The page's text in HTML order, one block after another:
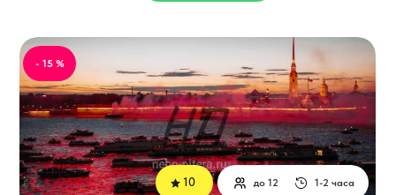
1-2 часа
до 12
- 15 %
10